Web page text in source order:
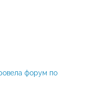
форум по